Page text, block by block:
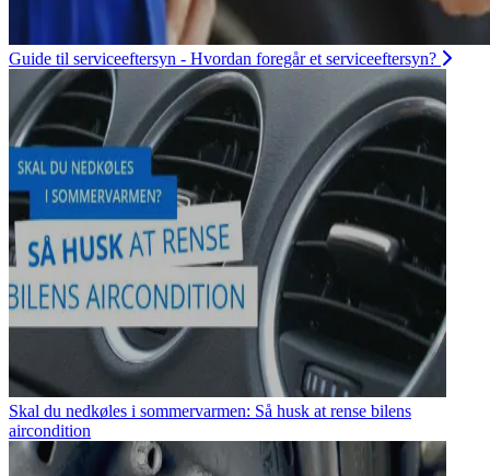
Guide til serviceeftersyn - Hvordan foregår et serviceeftersyn?
Skal du nedkøles i sommervarmen: Så husk at rense bilens
aircondition